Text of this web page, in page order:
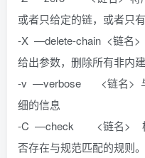
或者只给定的链，或者只
-X —delete-chain <链名>
给出参数，删除所有非内
-v —verbose <链名> 与-
细的信息
-C —check <链名> 检
否存在与规范匹配的规则